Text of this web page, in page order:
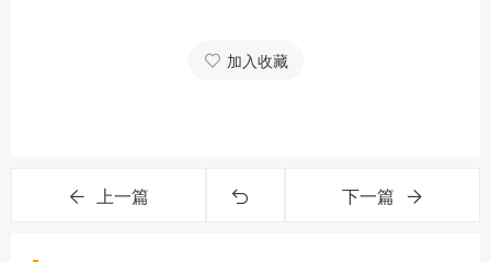
加入收藏
上一篇 下一篇